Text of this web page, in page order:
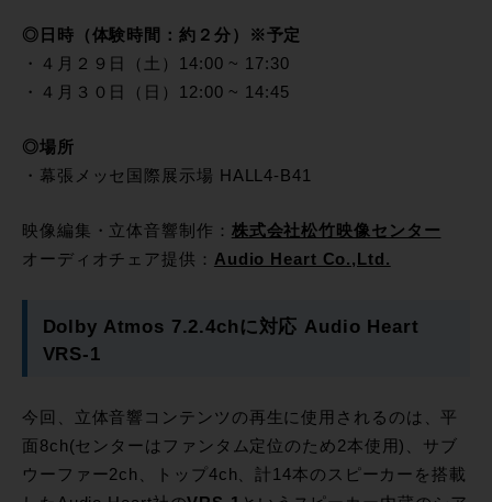
◎日時（体験時間：約２分）※予定
・４月２９日（土）14:00 ~ 17:30
・４月３０日（日）12:00 ~ 14:45
◎場所
・幕張メッセ国際展示場 HALL4-B41
映像編集・立体音響制作： 株式会社松竹映像センター
オーディオチェア提供： Audio Heart Co.,Ltd.
Dolby Atmos 7.2.4chに対応 Audio Heart
VRS-1
今回、立体音響コンテンツの再生に使用されるのは、平
面8ch(センターはファンタム定位のため2本使用)、サブ
ウーファー2ch、トップ4ch、計14本のスピーカーを搭載